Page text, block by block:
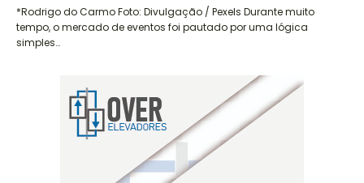
*Rodrigo do Carmo Foto: Divulgação / Pexels Durante muito
tempo, o mercado de eventos foi pautado por uma lógica
simples…